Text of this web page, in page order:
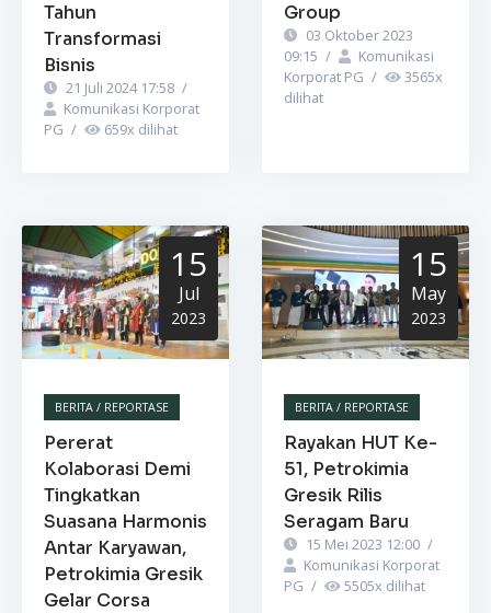
Tahun
Transformasi
Bisnis
21 Juli 2024 17:58 /
Komunikasi Korporat
PG / 659x dilihat
Group
03 Oktober 2023
09:15 /
Komunikasi
Korporat PG / 3565x
dilihat
15
Jul
2023
BERITA / REPORTASE
Pererat
Kolaborasi Demi
Tingkatkan
Suasana Harmonis
Antar Karyawan,
Petrokimia Gresik
Gelar Corsa
15
May
2023
BERITA / REPORTASE
Rayakan HUT Ke-
51, Petrokimia
Gresik Rilis
Seragam Baru
15 Mei 2023 12:00 /
Komunikasi Korporat
PG / 5505x dilihat